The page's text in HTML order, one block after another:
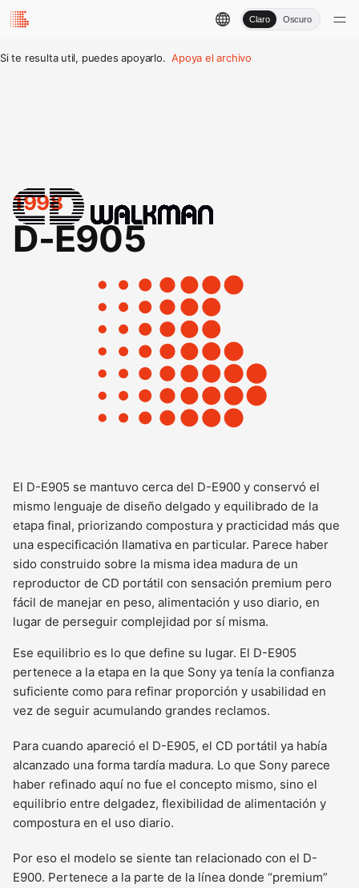
Claro Oscuro
Si te resulta util, puedes apoyarlo. Apoya el archivo
1998
D-E905
El D-E905 se mantuvo cerca del D-E900 y conservó el
mismo lenguaje de diseño delgado y equilibrado de la
etapa final, priorizando compostura y practicidad más que
una especificación llamativa en particular. Parece haber
sido construido sobre la misma idea madura de un
reproductor de CD portátil con sensación premium pero
fácil de manejar en peso, alimentación y uso diario, en
lugar de perseguir complejidad por sí misma.
Ese equilibrio es lo que define su lugar. El D-E905
pertenece a la etapa en la que Sony ya tenía la confianza
suficiente como para refinar proporción y usabilidad en
vez de seguir acumulando grandes reclamos.
Para cuando apareció el D-E905, el CD portátil ya había
alcanzado una forma tardía madura. Lo que Sony parece
haber refinado aquí no fue el concepto mismo, sino el
equilibrio entre delgadez, flexibilidad de alimentación y
compostura en el uso diario.
Por eso el modelo se siente tan relacionado con el D-
E900. Pertenece a la parte de la línea donde “premium”